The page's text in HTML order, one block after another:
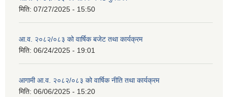
मिति: 07/27/2025 - 15:50
आ.व. २०८२/०८३ को वार्षिक बजेट तथा कार्यक्रम
मिति: 06/24/2025 - 19:01
आगामी आ.व. २०८२/०८३ को वार्षिक नीति तथा कार्यक्रम
मिति: 06/06/2025 - 15:20